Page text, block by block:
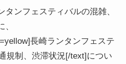
タンフェスティバルの混雑、
、
長崎ランタンフェステ
規制、渋滞状況[/text]につい